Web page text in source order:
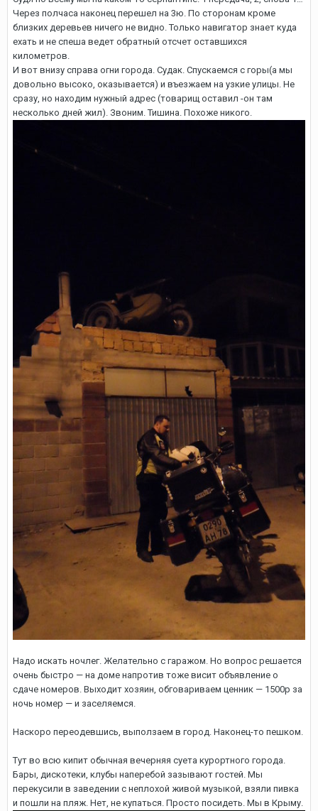
Через полчаса наконец перешел на 3ю. По сторонам кроме
близких деревьев ничего не видно. Только навигатор знает куда
ехать и не спеша ведет обратный отсчет оставшихся
километров.
И вот внизу справа огни города. Судак. Спускаемся с горы(а мы
довольно высоко, оказывается) и въезжаем на узкие улицы. Не
сразу, но находим нужный адрес (товарищ оставил -он там
несколько дней жил). Звоним. Тишина. Похоже никого.
Надо искать ночлег. Желательно с гаражом. Но вопрос решается
очень быстро — на доме напротив тоже висит объявление о
сдаче номеров. Выходит хозяин, обговариваем ценник — 1500р за
ночь номер — и заселяемся.
Наскоро переодевшись, выползаем в город. Наконец-то пешком.
Тут во всю кипит обычная вечерняя суета курортного города.
Бары, дискотеки, клубы наперебой зазывают гостей. Мы
перекусили в заведении с неплохой живой музыкой, взяли пивка
и пошли на пляж. Нет, не купаться. Просто посидеть. Мы в Крыму.